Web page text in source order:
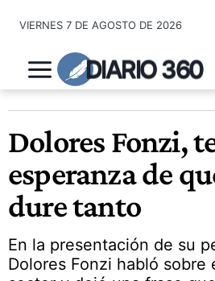
contenido
VIERNES 7 DE AGOSTO DE 2026
DIARIO 360
Dolores Fonzi,
esperanza de
dure tanto
En la presentación de su
Dolores Fonzi habló